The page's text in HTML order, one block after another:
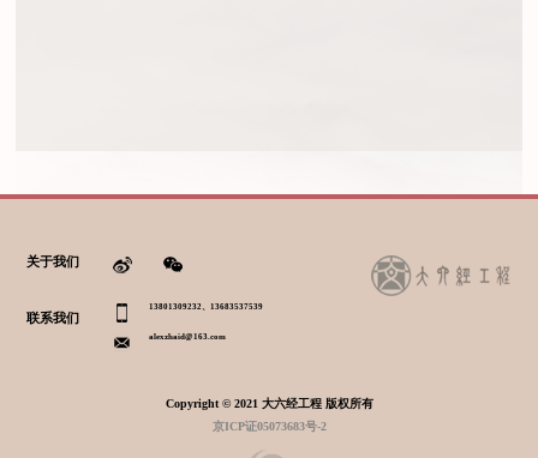
关于我们
联系我们
13801309232、13683537539
alexzhaid@163.com
Copyright © 2021 大六经工程 版权所有
京ICP证05073683号-2